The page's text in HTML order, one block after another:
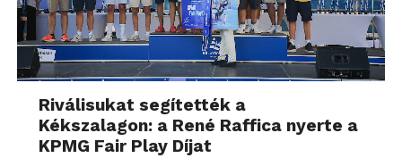
Riválisukat segítették a
Kékszalagon: a René Raffica nyerte a
KPMG Fair Play Díjat